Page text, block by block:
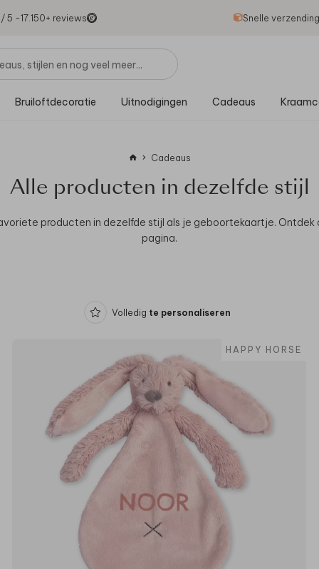
/ 5 -17.150+ reviews Snelle
Bruiloftdecoratie Uitnodigingen Cadeaus
Cadeaus
Alle producten in dezelfde stijl
producten in dezelfde stijl als je geboortekaartje. Ontdek
pagina.
Volledig te personaliseren
HAPPY HORSE